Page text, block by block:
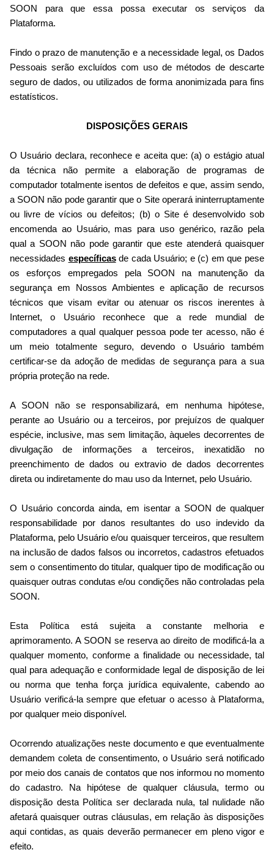
SOON para que essa possa executar os serviços da
Plataforma.
Findo o prazo de manutenção e a necessidade legal, os Dados
Pessoais serão excluídos com uso de métodos de descarte
seguro de dados, ou utilizados de forma anonimizada para fins
estatísticos.
DISPOSIÇÕES GERAIS
O Usuário declara, reconhece e aceita que: (a) o estágio atual
da técnica não permite a elaboração de programas de
computador totalmente isentos de defeitos e que, assim sendo,
a SOON não pode garantir que o Site operará ininterruptamente
ou livre de vícios ou defeitos; (b) o Site é desenvolvido sob
encomenda ao Usuário, mas para uso genérico, razão pela
qual a SOON não pode garantir que este atenderá quaisquer
necessidades específicasde cada Usuário; e (c) em que pese
os esforços empregados pela SOON na manutenção da
segurança em Nossos Ambientes e aplicação de recursos
técnicos que visam evitar ou atenuar os riscos inerentes à
Internet, o Usuário reconhece que a rede mundial de
computadores a qual qualquer pessoa pode ter acesso, não é
um meio totalmente seguro, devendo o Usuário também
certificar-se da adoção de medidas de segurança para a sua
própria proteção na rede.
A SOON não se responsabilizará, em nenhuma hipótese,
perante ao Usuário ou a terceiros, por prejuízos de qualquer
espécie, inclusive, mas sem limitação, àqueles decorrentes de
divulgação de informações a terceiros, inexatidão no
preenchimento de dados ou extravio de dados decorrentes
direta ou indiretamente do mau uso da Internet, pelo Usuário.
O Usuário concorda ainda, em isentar a SOON de qualquer
responsabilidade por danos resultantes do uso indevido da
Plataforma, pelo Usuário e/ou quaisquer terceiros, que resultem
na inclusão de dados falsos ou incorretos, cadastros efetuados
sem o consentimento do titular, qualquer tipo de modificação ou
quaisquer outras condutas e/ou condições não controladas pela
SOON.
Esta Política está sujeita a constante melhoria e
aprimoramento. A SOON se reserva ao direito de modificá-la a
qualquer momento, conforme a finalidade ou necessidade, tal
qual para adequação e conformidade legal de disposição de lei
ou norma que tenha força jurídica equivalente, cabendo ao
Usuário verificá-la sempre que efetuar o acesso à Plataforma,
por qualquer meio disponível.
Ocorrendo atualizações neste documento e que eventualmente
demandem coleta de consentimento, o Usuário será notificado
por meio dos canais de contatos que nos informou no momento
do cadastro. Na hipótese de qualquer cláusula, termo ou
disposição desta Política ser declarada nula, tal nulidade não
afetará quaisquer outras cláusulas, em relação às disposições
aqui contidas, as quais deverão permanecer em pleno vigor e
efeito.